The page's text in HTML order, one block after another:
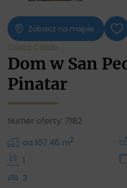
Zobacz na mapie
Costa Cálida
Dom w San
Pinatar
Numer oferty: 7182
od 107.46 m2
1
3